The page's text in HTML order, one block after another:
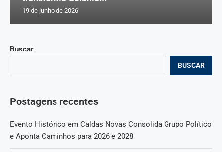
Buscar
BUSCAR
Postagens recentes
Evento Histórico em Caldas Novas Consolida Grupo Político
e Aponta Caminhos para 2026 e 2028
19 de junho de 2026